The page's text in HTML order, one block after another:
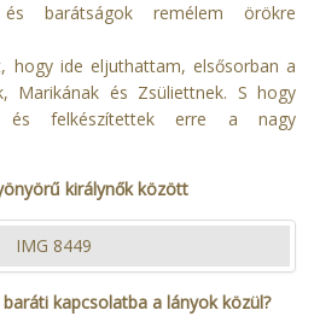
barátságok remélem örökre
hogy ide eljuthattam, elsősorban a
Marikának és Zsüliettnek. S hogy
és felkészítettek erre a nagy
királynők között
kapcsolatba a lányok közül?